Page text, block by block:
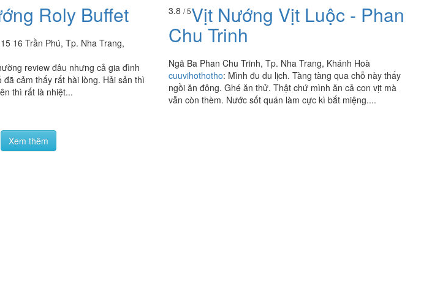
Roly Buffet
16 Trần Phú, Tp. Nha Trang,
review đâu nhưng cả gia đình
cảm thấy rất hài lòng. Hải sản thì
thì rất là nhiệt...
3.8 / 5Vịt Nướng Vịt Luộc - Phan
Chu Trinh
Ngã Ba Phan Chu Trinh, Tp. Nha Trang, Khánh Hoà
cuuvihothotho: Mình đu du lịch. Tàng tàng qua chỗ này thấy
ngồi ăn đông. Ghé ăn thử. Thật chứ mình ăn cả con vịt mà
vẫn còn thèm. Nước sốt quán làm cực kì bắt miệng....